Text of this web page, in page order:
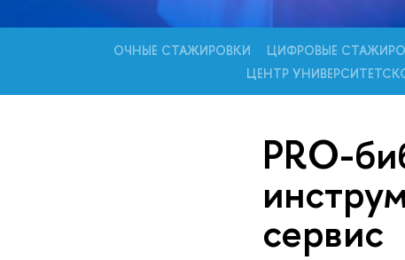
ОЧНЫЕ СТАЖИРОВКИ ЦИФРОВЫЕ
ЦЕНТР
PRO-
сервис